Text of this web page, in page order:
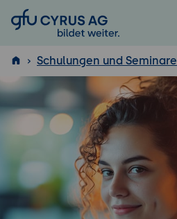
GFU Cyrus AG
ISTQB
Schulungen und Seminare